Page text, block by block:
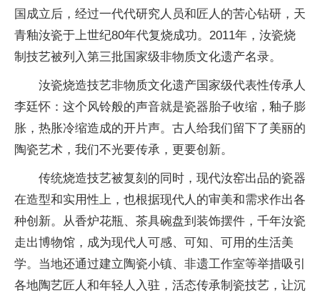
国成立后，经过一代代研究人员和匠人的苦心钻研，天
青釉汝瓷于上世纪80年代复烧成功。2011年，汝瓷烧
制技艺被列入第三批国家级非物质文化遗产名录。
汝瓷烧造技艺非物质文化遗产国家级代表性传承人
李廷怀：这个风铃般的声音就是瓷器胎子收缩，釉子膨
胀，热胀冷缩造成的开片声。古人给我们留下了美丽的
陶瓷艺术，我们不光要传承，更要创新。
传统烧造技艺被复刻的同时，现代汝窑出品的瓷器
在造型和实用性上，也根据现代人的审美和需求作出各
种创新。从香炉花瓶、茶具碗盘到装饰摆件，千年汝瓷
走出博物馆，成为现代人可感、可知、可用的生活美
学。当地还通过建立陶瓷小镇、非遗工作室等举措吸引
各地陶艺匠人和年轻人入驻，活态传承制瓷技艺，让沉